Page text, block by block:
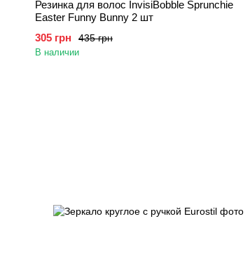
Резинка для волос InvisiBobble Sprunchie
Easter Funny Bunny 2 шт
435 грн
305 грн
В наличии